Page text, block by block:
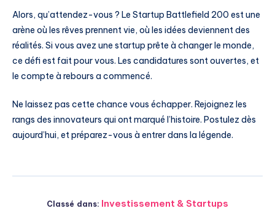
Alors, qu’attendez-vous ? Le Startup Battlefield 200 est une
arène où les rêves prennent vie, où les idées deviennent des
réalités. Si vous avez une startup prête à changer le monde,
ce défi est fait pour vous. Les candidatures sont ouvertes, et
le compte à rebours a commencé.
Ne laissez pas cette chance vous échapper. Rejoignez les
rangs des innovateurs qui ont marqué l’histoire. Postulez dès
aujourd’hui, et préparez-vous à entrer dans la légende.
Classé dans: Investissement & Startups